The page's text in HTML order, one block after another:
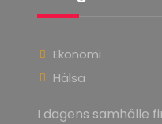
Ekonomi
Hälsa
I dagens samhälle